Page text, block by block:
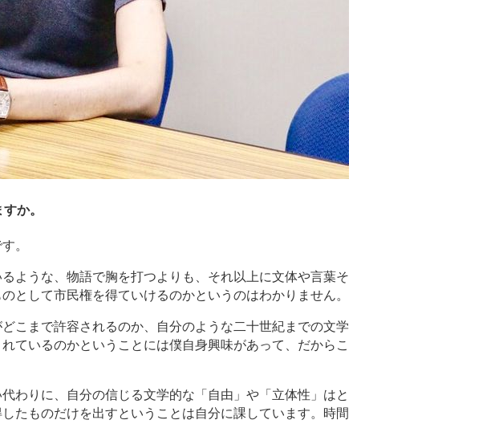
か。
。
ような、物語で胸を打つよりも、それ以上に文体や言葉そ
して市民権を得ていけるのかというのはわかりません。
こまで許容されるのか、自分のような二十世紀までの文学
ているのかということには僕自身興味があって、だからこ
わりに、自分の信じる文学的な「自由」や「立体性」はと
たものだけを出すということは自分に課しています。時間